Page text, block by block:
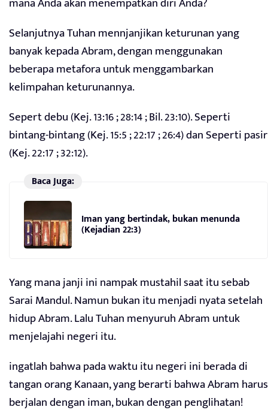
Selanjutnya Tuhan mennjanjikan keturunan yang
banyak kepada Abram, dengan menggunakan
beberapa metafora untuk menggambarkan
kelimpahan keturunannya.
Sepert debu (Kej. 13:16 ; 28:14 ; Bil. 23:10). Seperti
bintang-bintang (Kej. 15:5 ; 22:17 ; 26:4) dan Seperti pasir
(Kej. 22:17 ; 32:12).
Baca Juga:
Iman yang bertindak, bukan menunda
(Kejadian 22:3)
Yang mana janji ini nampak mustahil saat itu sebab
Sarai Mandul. Namun bukan itu menjadi nyata setelah
hidup Abram. Lalu Tuhan menyuruh Abram untuk
menjelajahi negeri itu.
ingatlah bahwa pada waktu itu negeri ini berada di
tangan orang Kanaan, yang berarti bahwa Abram harus
berjalan dengan iman, bukan dengan penglihatan!